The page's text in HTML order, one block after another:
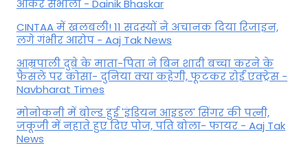
आकर संभाला - Dainik Bhaskar
CINTAA में खलबली! 11 सदस्यों ने अचानक दिया रिजाइन,
लगे गंभीर आरोप - Aaj Tak News
आम्रपाली दुबे के माता-पिता ने बिन शादी बच्चा करने के
फैसले पर कोसा- दुनिया क्या कहेगी, फूटकर रोईं एक्ट्रेस -
Navbharat Times
मोनोकनी में बोल्ड हुई 'इंडियन आइडल' सिंगर की पत्नी,
जकूजी में नहाते हुए दिए पोज, पति बोला- फायर - Aaj Tak
News